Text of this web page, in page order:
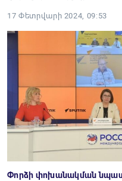
17 Փետրվարի 2024, 09:53
Փորձի փոխանակման